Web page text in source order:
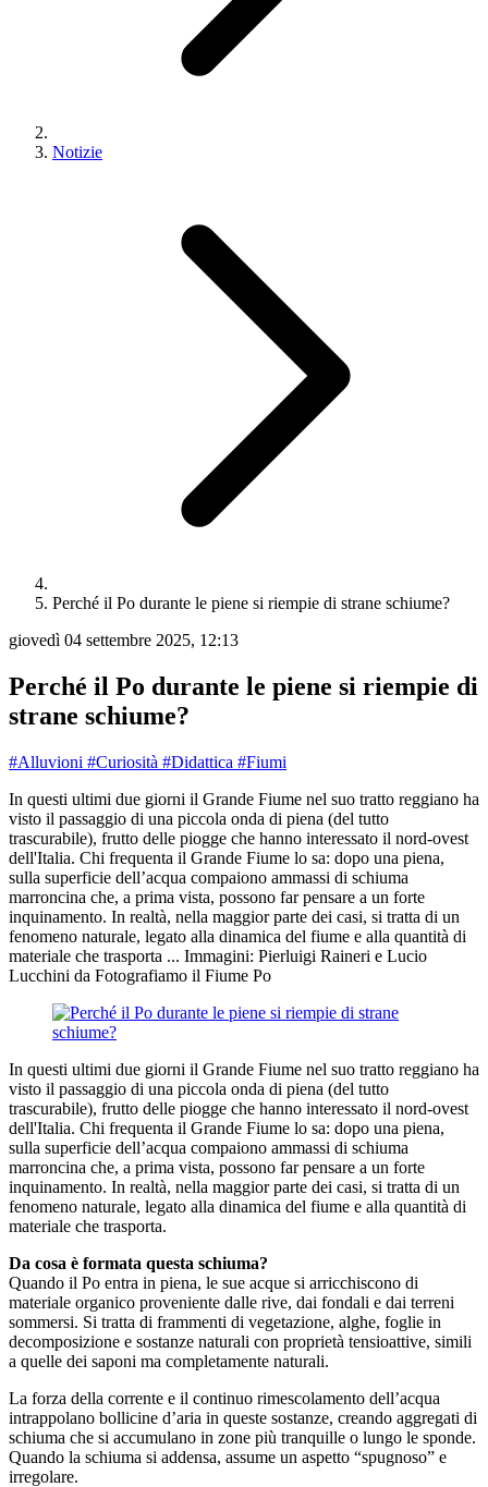
Notizie
Perché il Po durante le piene si riempie di strane schiume?
giovedì 04 settembre 2025, 12:13
Perché il Po durante le piene si riempie di
strane schiume?
#Alluvioni #Curiosità #Didattica #Fiumi
In questi ultimi due giorni il Grande Fiume nel suo tratto reggiano ha
visto il passaggio di una piccola onda di piena (del tutto
trascurabile), frutto delle piogge che hanno interessato il nord-ovest
dell'Italia. Chi frequenta il Grande Fiume lo sa: dopo una piena,
sulla superficie dell’acqua compaiono ammassi di schiuma
marroncina che, a prima vista, possono far pensare a un forte
inquinamento. In realtà, nella maggior parte dei casi, si tratta di un
fenomeno naturale, legato alla dinamica del fiume e alla quantità di
materiale che trasporta ... Immagini: Pierluigi Raineri e Lucio
Lucchini da Fotografiamo il Fiume Po
In questi ultimi due giorni il Grande Fiume nel suo tratto reggiano ha
visto il passaggio di una piccola onda di piena (del tutto
trascurabile), frutto delle piogge che hanno interessato il nord-ovest
dell'Italia. Chi frequenta il Grande Fiume lo sa: dopo una piena,
sulla superficie dell’acqua compaiono ammassi di schiuma
marroncina che, a prima vista, possono far pensare a un forte
inquinamento. In realtà, nella maggior parte dei casi, si tratta di un
fenomeno naturale, legato alla dinamica del fiume e alla quantità di
materiale che trasporta.
Da cosa è formata questa schiuma?
Quando il Po entra in piena, le sue acque si arricchiscono di
materiale organico proveniente dalle rive, dai fondali e dai terreni
sommersi. Si tratta di frammenti di vegetazione, alghe, foglie in
decomposizione e sostanze naturali con proprietà tensioattive, simili
a quelle dei saponi ma completamente naturali.
La forza della corrente e il continuo rimescolamento dell’acqua
intrappolano bollicine d’aria in queste sostanze, creando aggregati di
schiuma che si accumulano in zone più tranquille o lungo le sponde.
Quando la schiuma si addensa, assume un aspetto “spugnoso” e
irregolare.